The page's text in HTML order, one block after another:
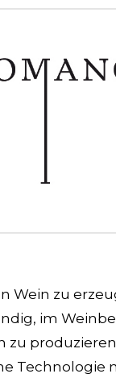
Wein zu
im
zu
Technologie